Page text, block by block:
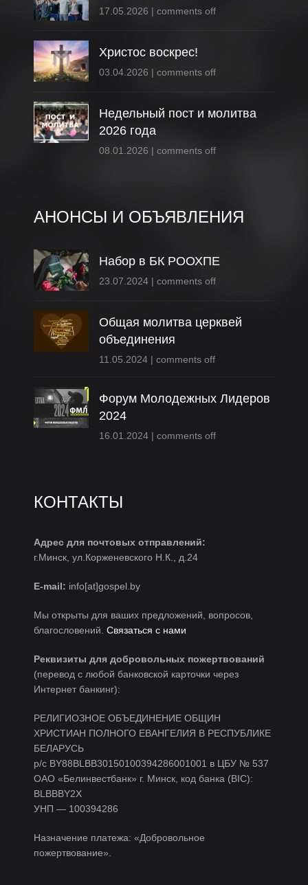
17.05.2026 | comments off
Христос воскрес!
03.04.2026 | comments off
Недельный пост и молитва
2026 года
08.01.2026 | comments off
АНОНСЫ И ОБЪЯВЛЕНИЯ
Набор в БК РООХПЕ
23.07.2024 | comments off
Общая молитва церквей
объединения
11.05.2024 | comments off
Форум Молодежных Лидеров
2024
16.01.2024 | comments off
КОНТАКТЫ
Адрес для почтовых отправлений:
г.Минск, ул.Корженевского Н.К., д.24
E-mail: info[at]gospel.by
Мы открыты для ваших предложений, вопросов,
благословений. Связаться с нами
Реквизиты для добровольных пожертвований
(перевод с любой банковской карточки через
Интернет банкинг):
РЕЛИГИОЗНОЕ ОБЪЕДИНЕНИЕ ОБЩИН
ХРИСТИАН ПОЛНОГО ЕВАНГЕЛИЯ В РЕСПУБЛИКЕ
БЕЛАРУСЬ
р/c BY88BLBB30150100394286001001 в ЦБУ № 537
ОАО «Белинвестбанк» г. Минск, код банка (BIC):
BLBBBY2X
УНП — 100394286
Назначение платежа: «Добровольное
пожертвование».